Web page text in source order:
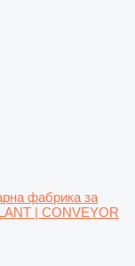
фабрика за
| CONVEYOR